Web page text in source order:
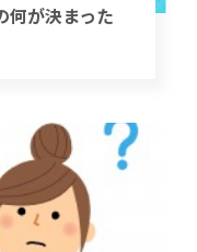
何が決まった